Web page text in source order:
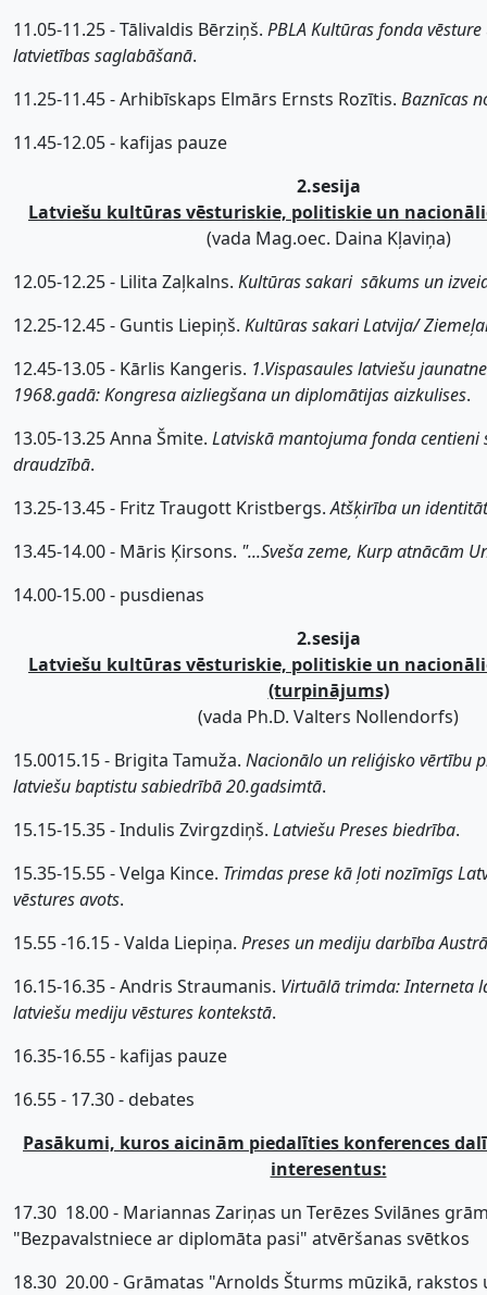
11.05-11.25 - Tālivaldis Bērziņš. PBLA Kultūras fonda
latvietības saglabāšanā.
11.25-11.45 - Arhibīskaps Elmārs Ernsts Rozītis. Baznīcas
11.45-12.05 - kafijas pauze
2.sesija
Latviešu kultūras vēsturiskie, politiskie un
(vada Mag.oec. Daina Kļaviņa)
12.05-12.25 - Lilita Zaļkalns. Kultūras sakari  sākums un
12.25-12.45 - Guntis Liepiņš. Kultūras sakari Latvija/
12.45-13.05 - Kārlis Kangeris. 1.Vispasaules latviešu
1968.gadā: Kongresa aizliegšana un diplomātijas aizkulises.
13.05-13.25 Anna Šmite. Latviskā mantojuma fonda centieni
draudzībā.
13.25-13.45 - Fritz Traugott Kristbergs.Atšķirība un
13.45-14.00 - Māris Ķirsons. "...Sveša zeme, Kurp atnācām
14.00-15.00 - pusdienas
2.sesija
Latviešu kultūras vēsturiskie, politiskie un
(turpinājums)
(vada Ph.D. Valters Nollendorfs)
15.0015.15 - Brigita Tamuža. Nacionālo un reliģisko vērtību
latviešu baptistu sabiedrībā 20.gadsimtā.
15.15-15.35 - Indulis Zvirgzdiņš. Latviešu Preses biedrība.
15.35-15.55 - Velga Kince. Trimdas prese kā ļoti nozīmīgs
vēstures avots.
15.55 -16.15 - Valda Liepiņa. Preses un mediju darbība
16.15-16.35 - Andris Straumanis. Virtuālā trimda: Interneta
latviešu mediju vēstures kontekstā.
16.35-16.55 - kafijas pauze
16.55 - 17.30 - debates
Pasākumi, kuros aicinām piedalīties konferences
interesentus:
17.30  18.00 - Mariannas Zariņas un Terēzes Svilānes
"Bezpavalstniece ar diplomāta pasi" atvēršanas svētkos
18.30  20.00 - Grāmatas "Arnolds Šturms mūzikā,